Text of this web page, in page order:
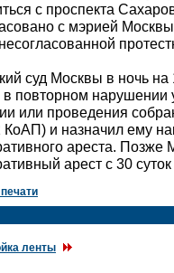
с проспекта
с мэрией
суд Москвы в ночь
повторном нарушении
или проведения
КоАП) и назначил ему
ареста. Позже
арест с 30 суток
ленты